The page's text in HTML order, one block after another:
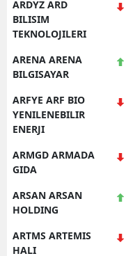
ARDYZ ARD
BILISIM
TEKNOLOJILERI
ARENA ARENA
BILGISAYAR
ARFYE ARF BIO
YENILENEBILIR
ENERJI
ARMGD ARMADA
GIDA
ARSAN ARSAN
HOLDING
ARTMS ARTEMIS
HALI